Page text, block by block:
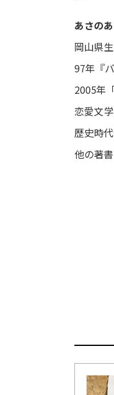
あさの
岡山県
97年『
2005年
恋愛文
歴史時
他の著